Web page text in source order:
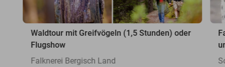
Waldtour mit Greifvögeln (1,5 Stunden) oder
Flugshow
Falknerei Bergisch Land